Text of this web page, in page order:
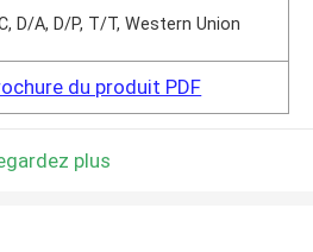
D/A, D/P, T/T, Western Union
du produit PDF
plus